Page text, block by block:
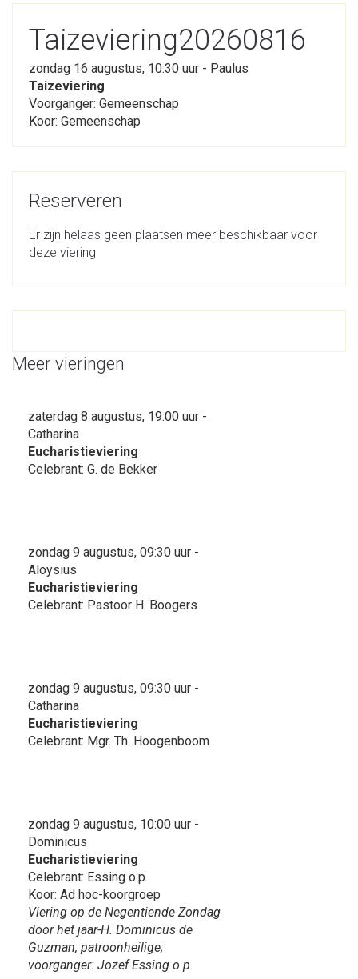
Taizeviering20260816
zondag 16 augustus, 10:30 uur - Paulus
Taizeviering
Voorganger: Gemeenschap
Koor: Gemeenschap
Reserveren
Er zijn helaas geen plaatsen meer beschikbaar voor
deze viering
Meer vieringen
zaterdag 8 augustus, 19:00 uur -
Catharina
Eucharistieviering
Celebrant: G. de Bekker
zondag 9 augustus, 09:30 uur -
Aloysius
Eucharistieviering
Celebrant: Pastoor H. Boogers
zondag 9 augustus, 09:30 uur -
Catharina
Eucharistieviering
Celebrant: Mgr. Th. Hoogenboom
zondag 9 augustus, 10:00 uur -
Dominicus
Eucharistieviering
Celebrant: Essing o.p.
Koor: Ad hoc-koorgroep
Viering op de Negentiende Zondag
door het jaar-H. Dominicus de
Guzman, patroonheilige;
voorganger: Jozef Essing o.p.